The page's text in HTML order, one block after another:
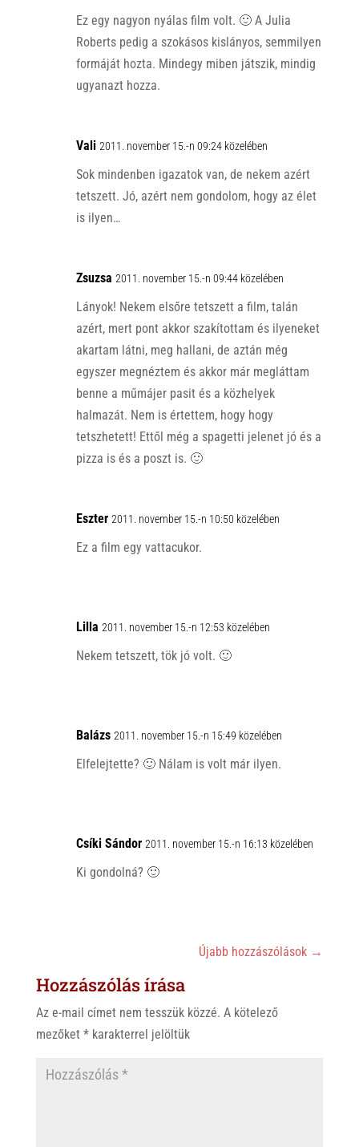
Ez egy nagyon nyálas film volt. 🙂 A Julia
Roberts pedig a szokásos kislányos, semmilyen
formáját hozta. Mindegy miben játszik, mindig
ugyanazt hozza.
Vali 2011. november 15.-n 09:24 közelében
Sok mindenben igazatok van, de nekem azért
tetszett. Jó, azért nem gondolom, hogy az élet
is ilyen…
Zsuzsa 2011. november 15.-n 09:44 közelében
Lányok! Nekem elsőre tetszett a film, talán
azért, mert pont akkor szakítottam és ilyeneket
akartam látni, meg hallani, de aztán még
egyszer megnéztem és akkor már megláttam
benne a műmájer pasit és a közhelyek
halmazát. Nem is értettem, hogy hogy
tetszhetett! Ettől még a spagetti jelenet jó és a
pizza is és a poszt is. 🙂
Eszter 2011. november 15.-n 10:50 közelében
Ez a film egy vattacukor.
Lilla 2011. november 15.-n 12:53 közelében
Nekem tetszett, tök jó volt. 🙂
Balázs 2011. november 15.-n 15:49 közelében
Elfelejtette? 🙂 Nálam is volt már ilyen.
Csíki Sándor 2011. november 15.-n 16:13 közelében
Ki gondolná? 🙂
Újabb hozzászólások →
Hozzászólás írása
Az e-mail címet nem tesszük közzé. A kötelező
mezőket *karakterrel jelöltük